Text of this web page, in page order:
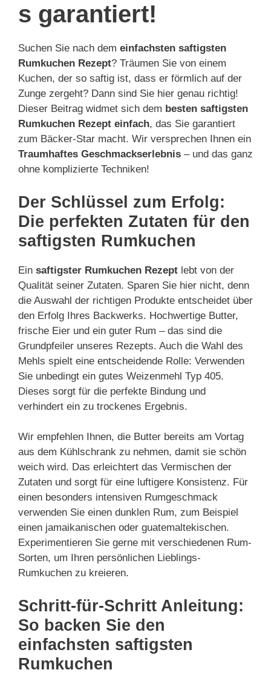
s garantiert!
Suchen Sie nach dem einfachsten saftigsten
Rumkuchen Rezept? Träumen Sie von einem
Kuchen, der so saftig ist, dass er förmlich auf der
Zunge zergeht? Dann sind Sie hier genau richtig!
Dieser Beitrag widmet sich dem besten saftigsten
Rumkuchen Rezept einfach, das Sie garantiert
zum Bäcker-Star macht. Wir versprechen Ihnen ein
Traumhaftes Geschmackserlebnis – und das ganz
ohne komplizierte Techniken!
Der Schlüssel zum Erfolg:
Die perfekten Zutaten für den
saftigsten Rumkuchen
Ein saftigster Rumkuchen Rezept lebt von der
Qualität seiner Zutaten. Sparen Sie hier nicht, denn
die Auswahl der richtigen Produkte entscheidet über
den Erfolg Ihres Backwerks. Hochwertige Butter,
frische Eier und ein guter Rum – das sind die
Grundpfeiler unseres Rezepts. Auch die Wahl des
Mehls spielt eine entscheidende Rolle: Verwenden
Sie unbedingt ein gutes Weizenmehl Typ 405.
Dieses sorgt für die perfekte Bindung und
verhindert ein zu trockenes Ergebnis.
Wir empfehlen Ihnen, die Butter bereits am Vortag
aus dem Kühlschrank zu nehmen, damit sie schön
weich wird. Das erleichtert das Vermischen der
Zutaten und sorgt für eine luftigere Konsistenz. Für
einen besonders intensiven Rumgeschmack
verwenden Sie einen dunklen Rum, zum Beispiel
einen jamaikanischen oder guatemaltekischen.
Experimentieren Sie gerne mit verschiedenen Rum-
Sorten, um Ihren persönlichen Lieblings-
Rumkuchen zu kreieren.
Schritt-für-Schritt Anleitung:
So backen Sie den
einfachsten saftigsten
Rumkuchen